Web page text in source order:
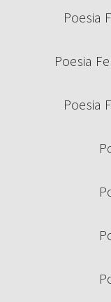
Poesia
Poesia
Poesia